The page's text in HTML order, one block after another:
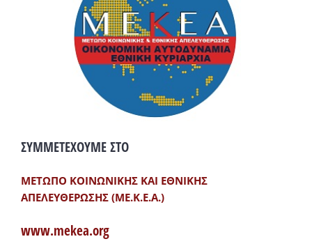
ΣΥΜΜΕΤΕΧΟΥΜΕ ΣΤΟ
ΜΕΤΩΠΟ ΚΟΙΝΩΝΙΚΗΣ ΚΑΙ ΕΘΝΙΚΗΣ
ΑΠΕΛΕΥΘΕΡΩΣΗΣ (ΜΕ.Κ.Ε.Α.)
www.mekea.org